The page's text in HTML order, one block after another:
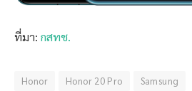
ที่มา: กสทช.
Honor Honor 20 Pro Samsung